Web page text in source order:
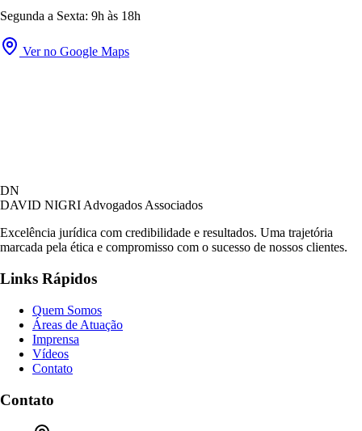
Segunda a Sexta: 9h às 18h
Ver no Google Maps
DN
DAVID NIGRI Advogados Associados
Excelência jurídica com credibilidade e resultados. Uma trajetória
marcada pela ética e compromisso com o sucesso de nossos clientes.
Links Rápidos
Quem Somos
Áreas de Atuação
Imprensa
Vídeos
Contato
Contato